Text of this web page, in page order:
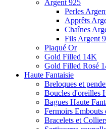
Argent 925
Perles
Apprêts
Chaînes
Fils Argent
Plaqué Or
Gold Filled 14K
Gold Filled Rosé
Haute Fantaisie
Breloques et
Boucles d'oreilles
Bagues Haute
Fermoirs Embouts
Bracelets et